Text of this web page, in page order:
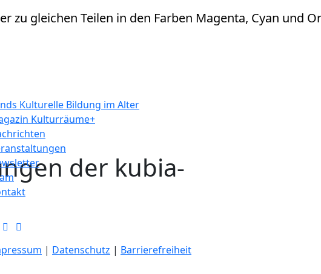
Kulturelle Bildung im Alter
Kulturräume+
| Datenschutz | Barrierefreiheit
der kubia-